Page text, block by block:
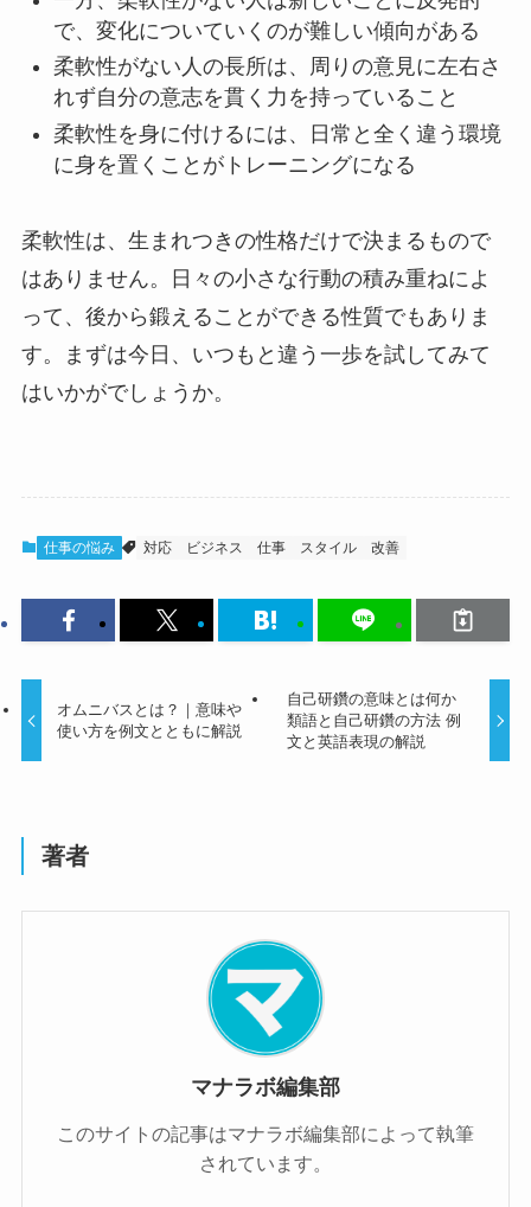
で、変化についていくのが難しい傾向がある
柔軟性がない人の長所は、周りの意見に左右さ
れず自分の意志を貫く力を持っていること
柔軟性を身に付けるには、日常と全く違う環境
に身を置くことがトレーニングになる
柔軟性は、生まれつきの性格だけで決まるもので
はありません。日々の小さな行動の積み重ねによ
って、後から鍛えることができる性質でもありま
す。まずは今日、いつもと違う一歩を試してみて
はいかがでしょうか。
仕事の悩み 対応 ビジネス 仕事 スタイル 改善
オムニバスとは？｜意味や
使い方を例文とともに解説
自己研鑽の意味とは何か
類語と自己研鑽の方法 例
文と英語表現の解説
著者
マナラボ編集部
このサイトの記事はマナラボ編集部によって執筆
されています。